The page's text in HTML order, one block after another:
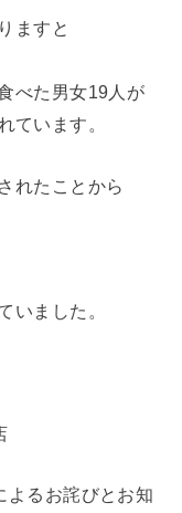
ますと
べた男女19人が
ています。
れたことから
いました。
るお詫びとお知